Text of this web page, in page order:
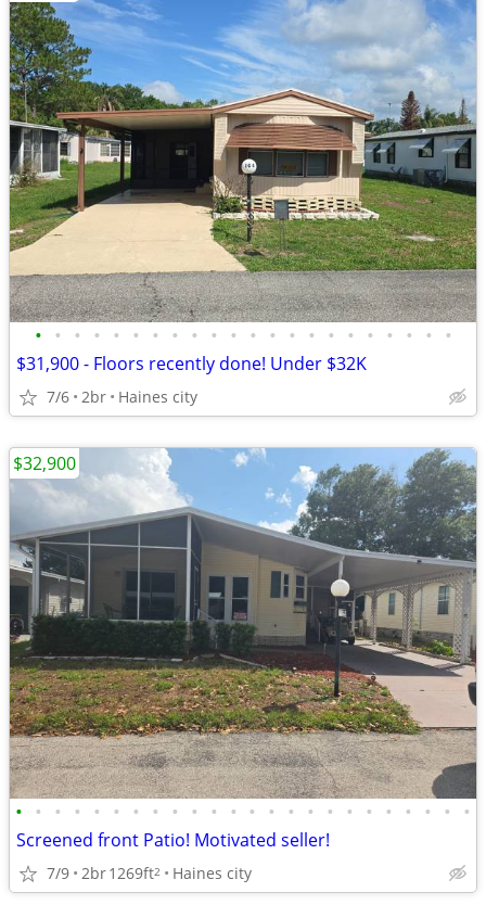
• • • • • • • • • • • • • • • • • • • • • •
$31,900 - Floors recently done! Under $32K
7/6 2br Haines city
• • • • • • • • • • • • • • • • • • • • • • • •
Screened front Patio! Motivated seller!
7/9 2br1269ft2 Haines city
$32,900